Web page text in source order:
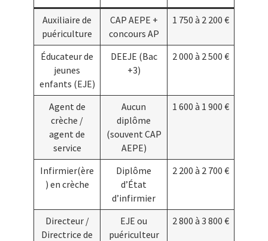
Auxiliaire de
puériculture
CAP AEPE +
concours AP
1 750 à 2 200 €
Éducateur de
jeunes
enfants (EJE)
DEEJE (Bac
+3)
2 000 à 2 500 €
Agent de
crèche /
agent de
service
Aucun
diplôme
(souvent CAP
AEPE)
1 600 à 1 900 €
Infirmier(ère
) en crèche
Diplôme
d’État
d’infirmier
2 200 à 2 700 €
Directeur /
Directrice de
EJE ou
puériculteur
2 800 à 3 800 €